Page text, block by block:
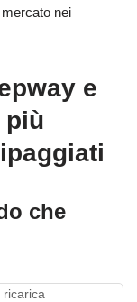
nei
e
più
che
ricarica